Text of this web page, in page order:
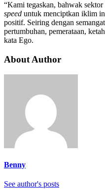
“Kami tegaskan, bahwak
speed untuk menciptkan iklim
positif. Seiring dengan
pertumbuhan, pemerataan,
kata Ego.
About Author
Benny
See author's posts